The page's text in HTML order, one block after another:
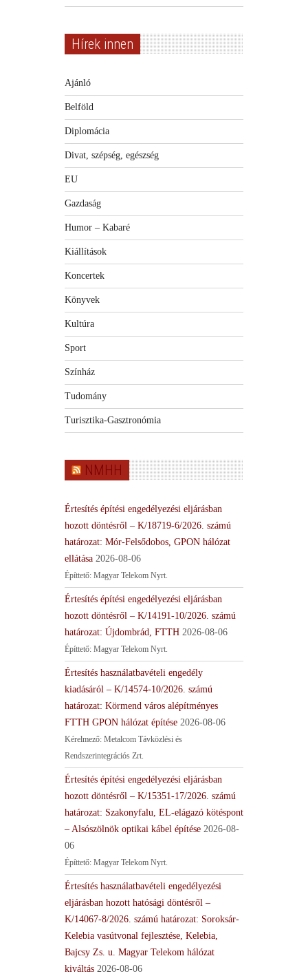
Hírek innen
Ajánló
Belföld
Diplomácia
Divat, szépség, egészség
EU
Gazdaság
Humor – Kabaré
Kiállítások
Koncertek
Könyvek
Kultúra
Sport
Színház
Tudomány
Turisztika-Gasztronómia
NMHH
Értesítés építési engedélyezési eljárásban
hozott döntésről – K/18719-6/2026. számú
határozat: Mór-Felsődobos, GPON hálózat
ellátása 2026-08-06
Építtető: Magyar Telekom Nyrt.
Értesítés építési engedélyezési eljárásban
hozott döntésről – K/14191-10/2026. számú
határozat: Újdombrád, FTTH 2026-08-06
Építtető: Magyar Telekom Nyrt.
Értesítés használatbavételi engedély
kiadásáról – K/14574-10/2026. számú
határozat: Körmend város alépítményes
FTTH GPON hálózat építése 2026-08-06
Kérelmező: Metalcom Távközlési és
Rendszerintegrációs Zrt.
Értesítés építési engedélyezési eljárásban
hozott döntésről – K/15351-17/2026. számú
határozat: Szakonyfalu, EL-elágazó kötéspont
– Alsószölnök optikai kábel építése 2026-08-
06
Építtető: Magyar Telekom Nyrt.
Értesítés használatbavételi engedélyezési
eljárásban hozott hatósági döntésről –
K/14067-8/2026. számú határozat: Soroksár-
Kelebia vasútvonal fejlesztése, Kelebia,
Bajcsy Zs. u. Magyar Telekom hálózat
kiváltás 2026-08-06